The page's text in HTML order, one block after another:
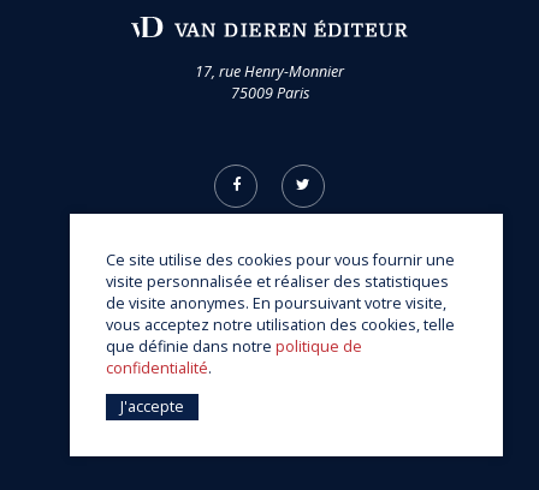
17, rue Henry-Monnier
75009 Paris
© Van Dieren Éditeur 2026
une réalisation Sitedit
Ce site utilise des cookies pour vous fournir une
visite personnalisée et réaliser des statistiques
de visite anonymes. En poursuivant votre visite,
vous acceptez notre utilisation des cookies, telle
que définie dans notre politique de
confidentialité.
J'accepte